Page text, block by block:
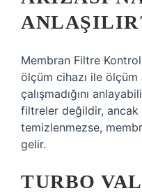
Membran Filtre
ölçüm cihazı ile ölçüm
çalışmadığını
filtreler değildir, ancak
temizlenmezse,
gelir.
TURBO